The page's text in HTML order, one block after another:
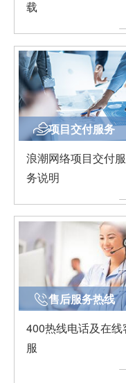
售后服务热线
400热线电话及在线
服
项目交付服务
浪潮网络项目交付服
务说明
载